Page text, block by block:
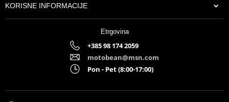
KORISNE INFORMACIJE
Etrgovina
+385 98 174 2059
motobean@msn.com
Pon - Pet (8:00-17:00)